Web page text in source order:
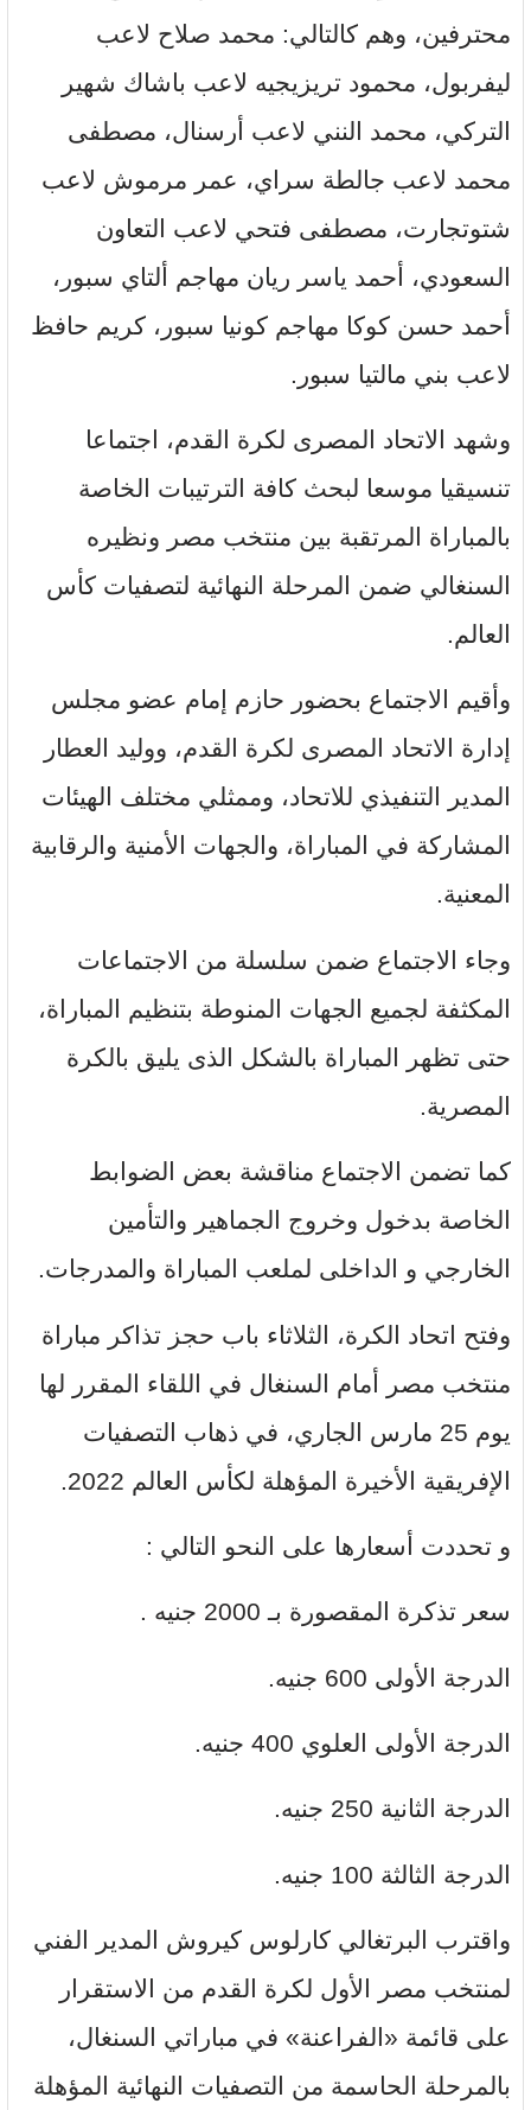
محترفين، وهم كالتالي: محمد صلاح لاعب
ليفربول، محمود تريزيجيه لاعب باشاك شهير
التركي، محمد النني لاعب أرسنال، مصطفى
محمد لاعب جالطة سراي، عمر مرموش لاعب
شتوتجارت، مصطفى فتحي لاعب التعاون
السعودي، أحمد ياسر ريان مهاجم ألتاي سبور،
أحمد حسن كوكا مهاجم كونيا سبور، كريم حافظ
لاعب بني مالتيا سبور.
وشهد الاتحاد المصرى لكرة القدم، اجتماعا
تنسيقيا موسعا لبحث كافة الترتيبات الخاصة
بالمباراة المرتقبة بين منتخب مصر ونظيره
السنغالي ضمن المرحلة النهائية لتصفيات كأس
العالم.
وأقيم الاجتماع بحضور حازم إمام عضو مجلس
إدارة الاتحاد المصرى لكرة القدم، ووليد العطار
المدير التنفيذي للاتحاد، وممثلي مختلف الهيئات
المشاركة في المباراة، والجهات الأمنية والرقابية
المعنية.
وجاء الاجتماع ضمن سلسلة من الاجتماعات
المكثفة لجميع الجهات المنوطة بتنظيم المباراة،
حتى تظهر المباراة بالشكل الذى يليق بالكرة
المصرية.
كما تضمن الاجتماع مناقشة بعض الضوابط
الخاصة بدخول وخروج الجماهير والتأمين
الخارجي و الداخلى لملعب المباراة والمدرجات.
وفتح اتحاد الكرة، الثلاثاء باب حجز تذاكر مباراة
منتخب مصر أمام السنغال في اللقاء المقرر لها
يوم 25 مارس الجاري، في ذهاب التصفيات
الإفريقية الأخيرة المؤهلة لكأس العالم 2022.
و تحددت أسعارها على النحو التالي :
سعر تذكرة المقصورة بـ 2000 جنيه .
الدرجة الأولى 600 جنيه.
الدرجة الأولى العلوي 400 جنيه.
الدرجة الثانية 250 جنيه.
الدرجة الثالثة 100 جنيه.
واقترب البرتغالي كارلوس كيروش المدير الفني
لمنتخب مصر الأول لكرة القدم من الاستقرار
على قائمة «الفراعنة» في مباراتي السنغال،
بالمرحلة الحاسمة من التصفيات النهائية المؤهلة